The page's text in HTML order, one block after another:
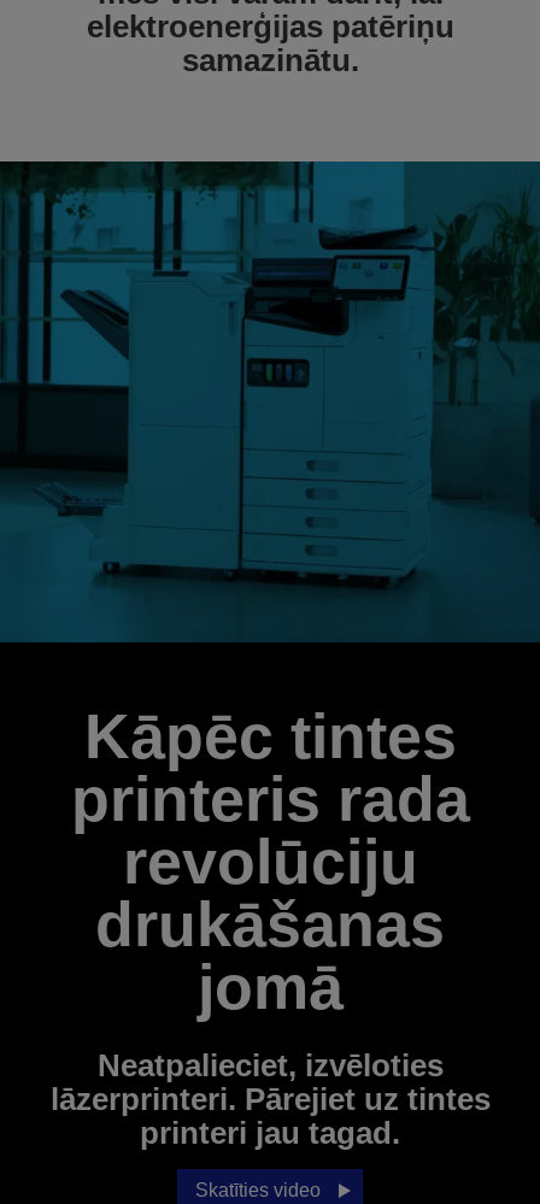
elektroenerģijas patēriņu
samazinātu.
Kāpēc tintes
printeris rada
revolūciju
drukāšanas
jomā
Neatpalieciet, izvēloties
lāzerprinteri. Pārejiet uz tintes
printeri jau tagad.
Skatīties video